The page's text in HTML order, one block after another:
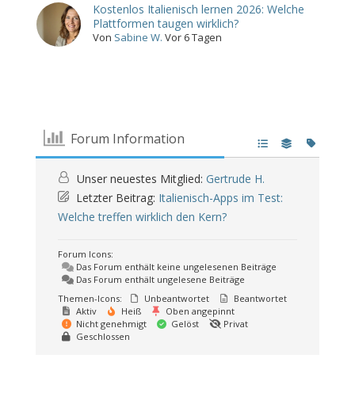
Kostenlos Italienisch lernen 2026: Welche
Plattformen taugen wirklich?
Von Sabine W. Vor 6 Tagen
Forum Information
Unser neuestes Mitglied: Gertrude H.
Letzter Beitrag: Italienisch-Apps im Test:
Welche treffen wirklich den Kern?
Forum Icons:
Das Forum enthält keine ungelesenen Beiträge
Das Forum enthält ungelesene Beiträge
Themen-Icons:
Unbeantwortet
Beantwortet
Aktiv
Heiß
Oben angepinnt
Nicht genehmigt
Gelöst
Privat
Geschlossen